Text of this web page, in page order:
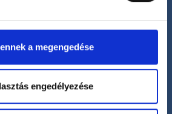
a megengedése
engedélyezése
+36 1 700-1398